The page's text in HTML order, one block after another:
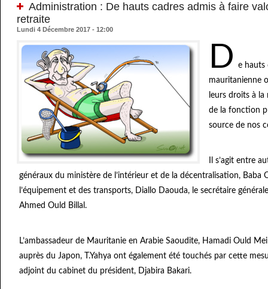
Administration : De hauts cadres admis à faire
retraite
Lundi 4 Décembre 2017 - 12:00
D
e hauts
mauritanienne
leurs droits à
de la fonction
source de nos
Il s’agit entre
généraux du ministère de l’intérieur et de la décentralisation, Baba
l’équipement et des transports, Diallo Daouda, le secrétaire
Ahmed Ould Billal.
L’ambassadeur de Mauritanie en Arabie Saoudite, Hamadi Ould
auprès du Japon, T.Yahya ont également été touchés par cette
adjoint du cabinet du président, Djabira Bakari.